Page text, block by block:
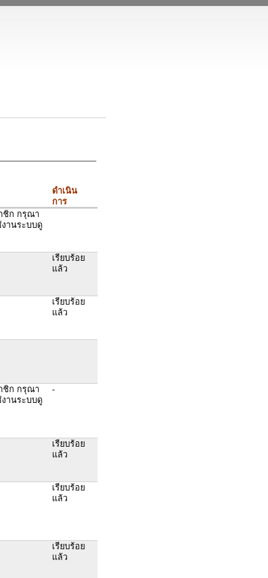
ดำเนิน
การ
ชิก กรุณา
านระบบดู
เรียบร้อย
แล้ว
เรียบร้อย
แล้ว
ชิก กรุณา
านระบบดู
-
เรียบร้อย
แล้ว
เรียบร้อย
แล้ว
เรียบร้อย
แล้ว